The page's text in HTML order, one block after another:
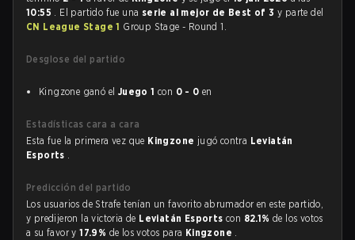
10:55 . El partido fue una serie al mejor de Best of 3y parte del
CN League Stage 1 Group Stage - Round 1.
Desglose del partido
Kingzone ganó el Juego 1 con 0 - 0 en
Estadísticas cara a cara
Esta fue la primera vez que Kingzone jugó contra Leviatán
Esports .
Predicción del partido
Los usuarios de Strafe tenían un favorito abrumador en este partido,
y predijeron la victoria de Leviatán Esportscon 82.1%de los votos
a su favor y17.9% de los votos para Kingzone .